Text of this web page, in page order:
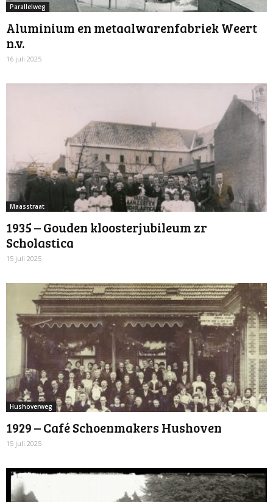
Parallelweg
Aluminium en metaalwarenfabriek Weert
n.v.
16 juli 2025
Maasstraat
1935 – Gouden kloosterjubileum zr
Scholastica
15 juli 2025
Hushoverweg
1929 – Café Schoenmakers Hushoven
15 juli 2025